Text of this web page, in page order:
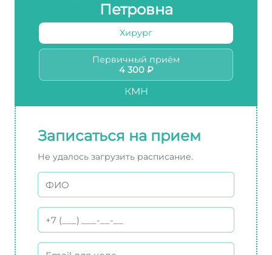
Петровна
Хирург
Первичный приём
4 300 ₽
КМН
Записаться на прием
Не удалось загрузить расписание.